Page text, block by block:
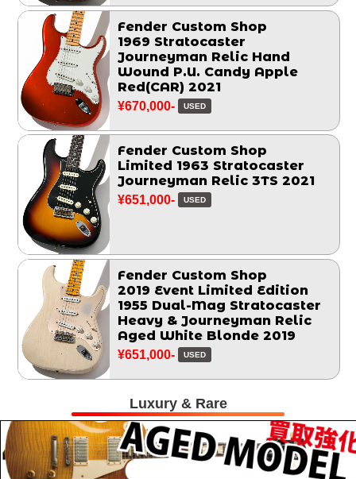
Fender Custom Shop
1969 Stratocaster
Journeyman Relic Hand
Wound P.U. Candy Apple
Red(CAR) 2021
¥670,000- USED
Fender Custom Shop
Limited 1963 Stratocaster
Journeyman Relic 3TS 2021
¥651,000- USED
Fender Custom Shop
2019 Event Limited Edition
1955 Dual-Mag Stratocaster
Heavy & Journeyman Relic
Aged White Blonde 2019
¥651,000- USED
Luxury & Rare